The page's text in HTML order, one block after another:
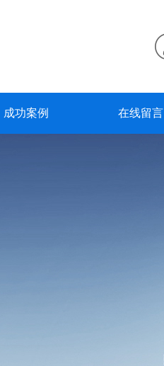
成功案例 在线留言